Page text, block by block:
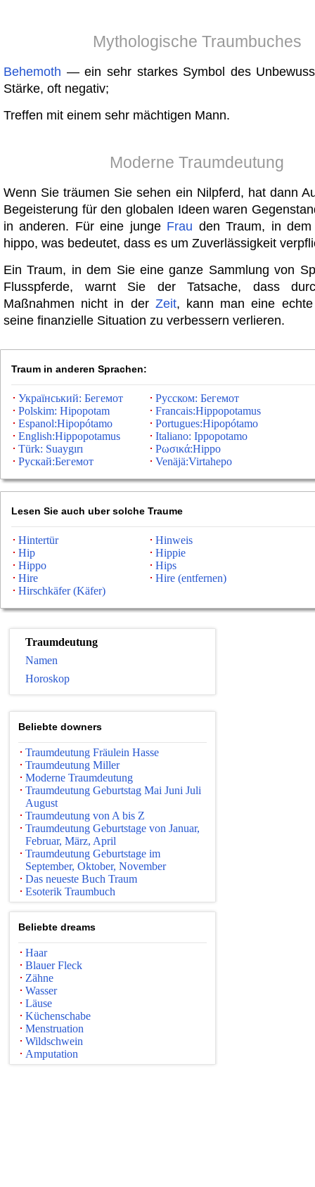
Mythologische Traumbuches
Behemoth — ein sehr starkes Symbol des
Stärke, oft negativ;
Treffen mit einem sehr mächtigen Mann.
Moderne Traumdeutung
Wenn Sie träumen Sie sehen ein Nilpferd, hat dann
Begeisterung für den globalen Ideen waren
in anderen. Für eine junge Frau den Traum, in
hippo, was bedeutet, dass es um Zuverlässigkeit
Ein Traum, in dem Sie eine ganze Sammlung von
Flusspferde, warnt Sie der Tatsache, dass
Maßnahmen nicht in der Zeit, kann man eine
seine finanzielle Situation zu verbessern verlieren.
Traum in anderen Sprachen:
Український: Бегемот
Русском: Бегемот
Polskim: Hipopotam
Francais:Hippopotamus
Espanol:Hipopótamo
Portugues:Hipopótamo
English:Hippopotamus
Italiano: Ippopotamo
Türk: Suaygırı
Ρωσικά:Hippo
Рускай:Бегемот
Venäjä:Virtahepo
Lesen Sie auch uber solche Traume
Hintertür
Hinweis
Hip
Hippie
Hippo
Hips
Hire
Hire (entfernen)
Hirschkäfer (Käfer)
Traumdeutung
Namen
Horoskop
Beliebte downers
Traumdeutung Fräulein Hasse
Traumdeutung Miller
Moderne Traumdeutung
Traumdeutung Geburtstag Mai Juni Juli
August
Traumdeutung von A bis Z
Traumdeutung Geburtstage von Januar,
Februar, März, April
Traumdeutung Geburtstage im
September, Oktober, November
Das neueste Buch Traum
Esoterik Traumbuch
Beliebte dreams
Haar
Blauer Fleck
Zähne
Wasser
Läuse
Küchenschabe
Menstruation
Wildschwein
Amputation